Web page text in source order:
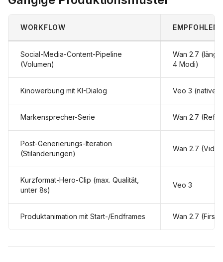
WORKFLOW
Social-Media-Content-Pipeline
(Volumen)
Wan 2.7
4 Modi)
Kinowerbung mit KI-Dialog Veo 3 (natives
Markensprecher-Serie Wan 2.7
Post-Generierungs-Iteration
(Stiländerungen)
Wan 2.7
Kurzformat-Hero-Clip (max. Qualität,
unter 8s)
Veo 3
Produktanimation mit Start-/Endframes Wan 2.7 (First